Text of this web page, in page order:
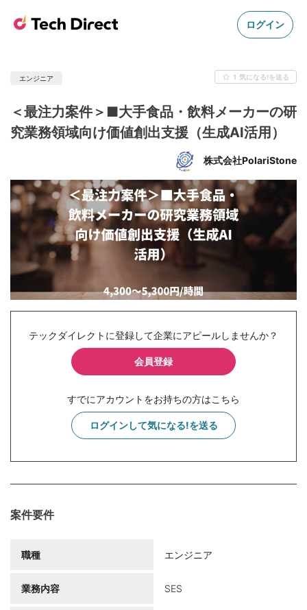
ログイン
エンジニア 1 気になる!を送る
＜最注力案件＞■大手食品・飲料メーカーの研
究業務領域向け価値創出支援（生成AI活用）
株式会社PolariStone
テックダイレクトに登録して企業にアピールしませんか？
会員登録
すでにアカウントをお持ちの方はこちら
ログインして気になる!を送る
案件要件
職種 エンジニア
業務内容 SES